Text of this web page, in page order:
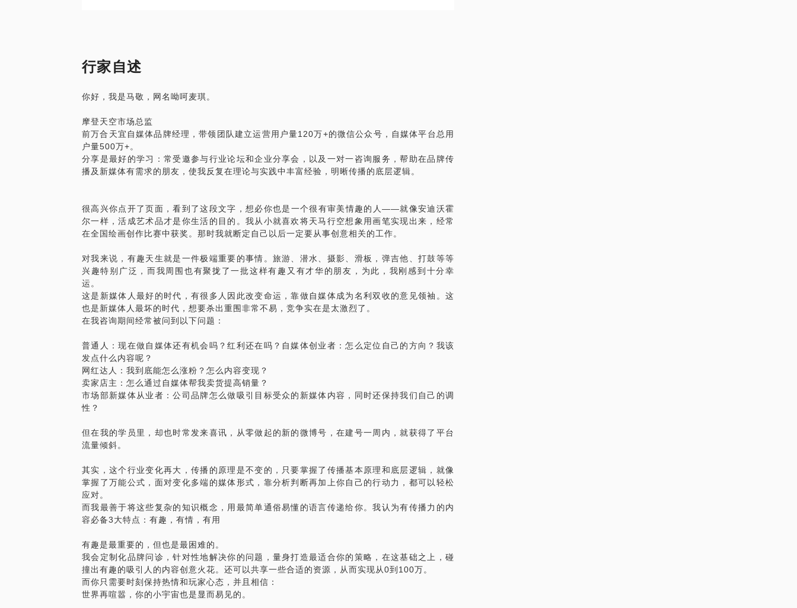
摩登天空市场总监
队建立运营用户量120万+的微信公众号，打造自媒体矩阵平台：包括微信，微博，视
MCN保持合作关系，始终与青年文化在一起，与年轻人玩在一起。
分享是最好的学习：常受邀参与行业论坛和企业分享会，以及一对一咨询服务，帮助在
品牌传播及新媒体有需求的朋友，使我反复在理论与实践中丰富经验，明晰传播的底层
逻辑。
草莓音乐节各地区市场项目宣传，参与摩登天空公司品牌公关以及音乐人乐队企宣，时
尚展览、艺术酒店、体育、衍生品等Music＋泛娱乐、青年文化、跨界项目宣传。
2017.03-2017.11，任龙渊文化内容总监，运用策划思维与新媒体传播经验，助力索尼
来》《银翼杀手 2049》 营销策略及创意策划与提案，及时结合实时热点提出营销战术
创意点,规划物料排期,把控内容质量。 
众号，自媒体平台总用户量500万+。
同时配合万合天宜电影网剧等影视项目网络宣传，参与《万万没想到》《报告老板》等
影视项目宣传及叫兽易小星、白客、孔连顺等艺人企宣。
WPP传播集团。服务于奥迪、大众、索尼、戴尔、P&G等国际一线品牌，从消费者洞察
出发,根据品牌特性和传播方向,制定内容营销策略；在品牌观念与内容创作领域打下了坚
实的基础，了解传播的底层逻辑，并运用到各个传播领域。
的合作，比如一起合作拍个短视频。期待与你的见面！
策划咨询。
前万合天宜自媒体品牌经理，带领团队建立运营用户量120万+的微信公众号，自媒体平
内容的理解与敏锐判断。因此能够从实现执行的角度告诉你，如何建立好的内容品牌，
曾任4A广告公司内容营销策划主管，曾就职于世界最大的WPP传播集团。服务于奥迪、
大众、索尼、戴尔、P&G等国际一线品牌，在品牌观念与内容创作领域打下了坚实的基
础，使得建立自媒体品牌也更加系统和通透。
新一代年轻人群消费升级的时代，内容营销门槛也越来越高，战略技巧更需要升级，希
望我的专业度和实践经验可以帮到你。
PS.在选择与我见面前，请把你的问题更具体化。毕竟，2小时的谈话只能解决一个小问
题。请把你的问题提前发给我，方便我做更精细的准备，提升见面效率。
建好的内容品牌，以及相应的营销传播策略，以及如何使你的品牌更有影响力。
愿意与你交流的内容包括但不限于：
如何产出优质的新媒体内容？
怎样进行有效的内容营销？
内容商业化需要注意哪些问题？
怎样写软文广告不招致反感？
相信在这些方面，能为你提供帮助。
期待与你交流！
行家自述
你好，我是马敬，网名呦呵麦琪。
摩登天空市场总监
前万合天宜自媒体品牌经理，带领团队建立运营用户量120万+的微信公众号，自媒体平台总用
户量500万+。
分享是最好的学习：常受邀参与行业论坛和企业分享会，以及一对一咨询服务，帮助在品牌传
播及新媒体有需求的朋友，使我反复在理论与实践中丰富经验，明晰传播的底层逻辑。
很高兴你点开了页面，看到了这段文字，想必你也是一个很有审美情趣的人——就像安迪沃霍
尔一样，活成艺术品才是你生活的目的。我从小就喜欢将天马行空想象用画笔实现出来，经常
在全国绘画创作比赛中获奖。那时我就断定自己以后一定要从事创意相关的工作。
对我来说，有趣天生就是一件极端重要的事情。旅游、潜水、摄影、滑板，弹吉他、打鼓等等
兴趣特别广泛，而我周围也有聚拢了一批这样有趣又有才华的朋友，为此，我刚感到十分幸
运。
这是新媒体人最好的时代，有很多人因此改变命运，靠做自媒体成为名利双收的意见领袖。这
也是新媒体人最坏的时代，想要杀出重围非常不易，竞争实在是太激烈了。
在我咨询期间经常被问到以下问题：
普通人：现在做自媒体还有机会吗？红利还在吗？自媒体创业者：怎么定位自己的方向？我该
发点什么内容呢？
网红达人：我到底能怎么涨粉？怎么内容变现？
卖家店主：怎么通过自媒体帮我卖货提高销量？
市场部新媒体从业者：公司品牌怎么做吸引目标受众的新媒体内容，同时还保持我们自己的调
性？
但在我的学员里，却也时常发来喜讯，从零做起的新的微博号，在建号一周内，就获得了平台
流量倾斜。
其实，这个行业变化再大，传播的原理是不变的，只要掌握了传播基本原理和底层逻辑，就像
掌握了万能公式，面对变化多端的媒体形式，靠分析判断再加上你自己的行动力，都可以轻松
应对。
而我最善于将这些复杂的知识概念，用最简单通俗易懂的语言传递给你。我认为有传播力的内
容必备3大特点：有趣，有情，有用
有趣是最重要的，但也是最困难的。
我会定制化品牌问诊，针对性地解决你的问题，量身打造最适合你的策略，在这基础之上，碰
撞出有趣的吸引人的内容创意火花。还可以共享一些合适的资源，从而实现从0到100万。
而你只需要时刻保持热情和玩家心态，并且相信：
世界再喧嚣，你的小宇宙也是显而易见的。